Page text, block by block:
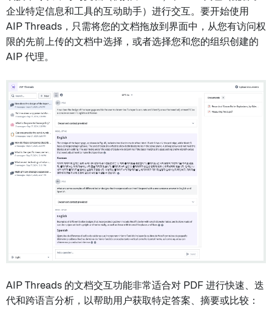
企业特定信息和工具的互动助手）进行交互。要开始使用
AIP Threads，只需将您的文档拖放到界面中，从您有访问权
限的先前上传的文档中选择，或者选择您和您的组织创建的
AIP 代理。
AIP Threads 的文档交互功能非常适合对 PDF 进行快速、迭
代和跨语言分析，以帮助用户获取特定答案、摘要或比较：